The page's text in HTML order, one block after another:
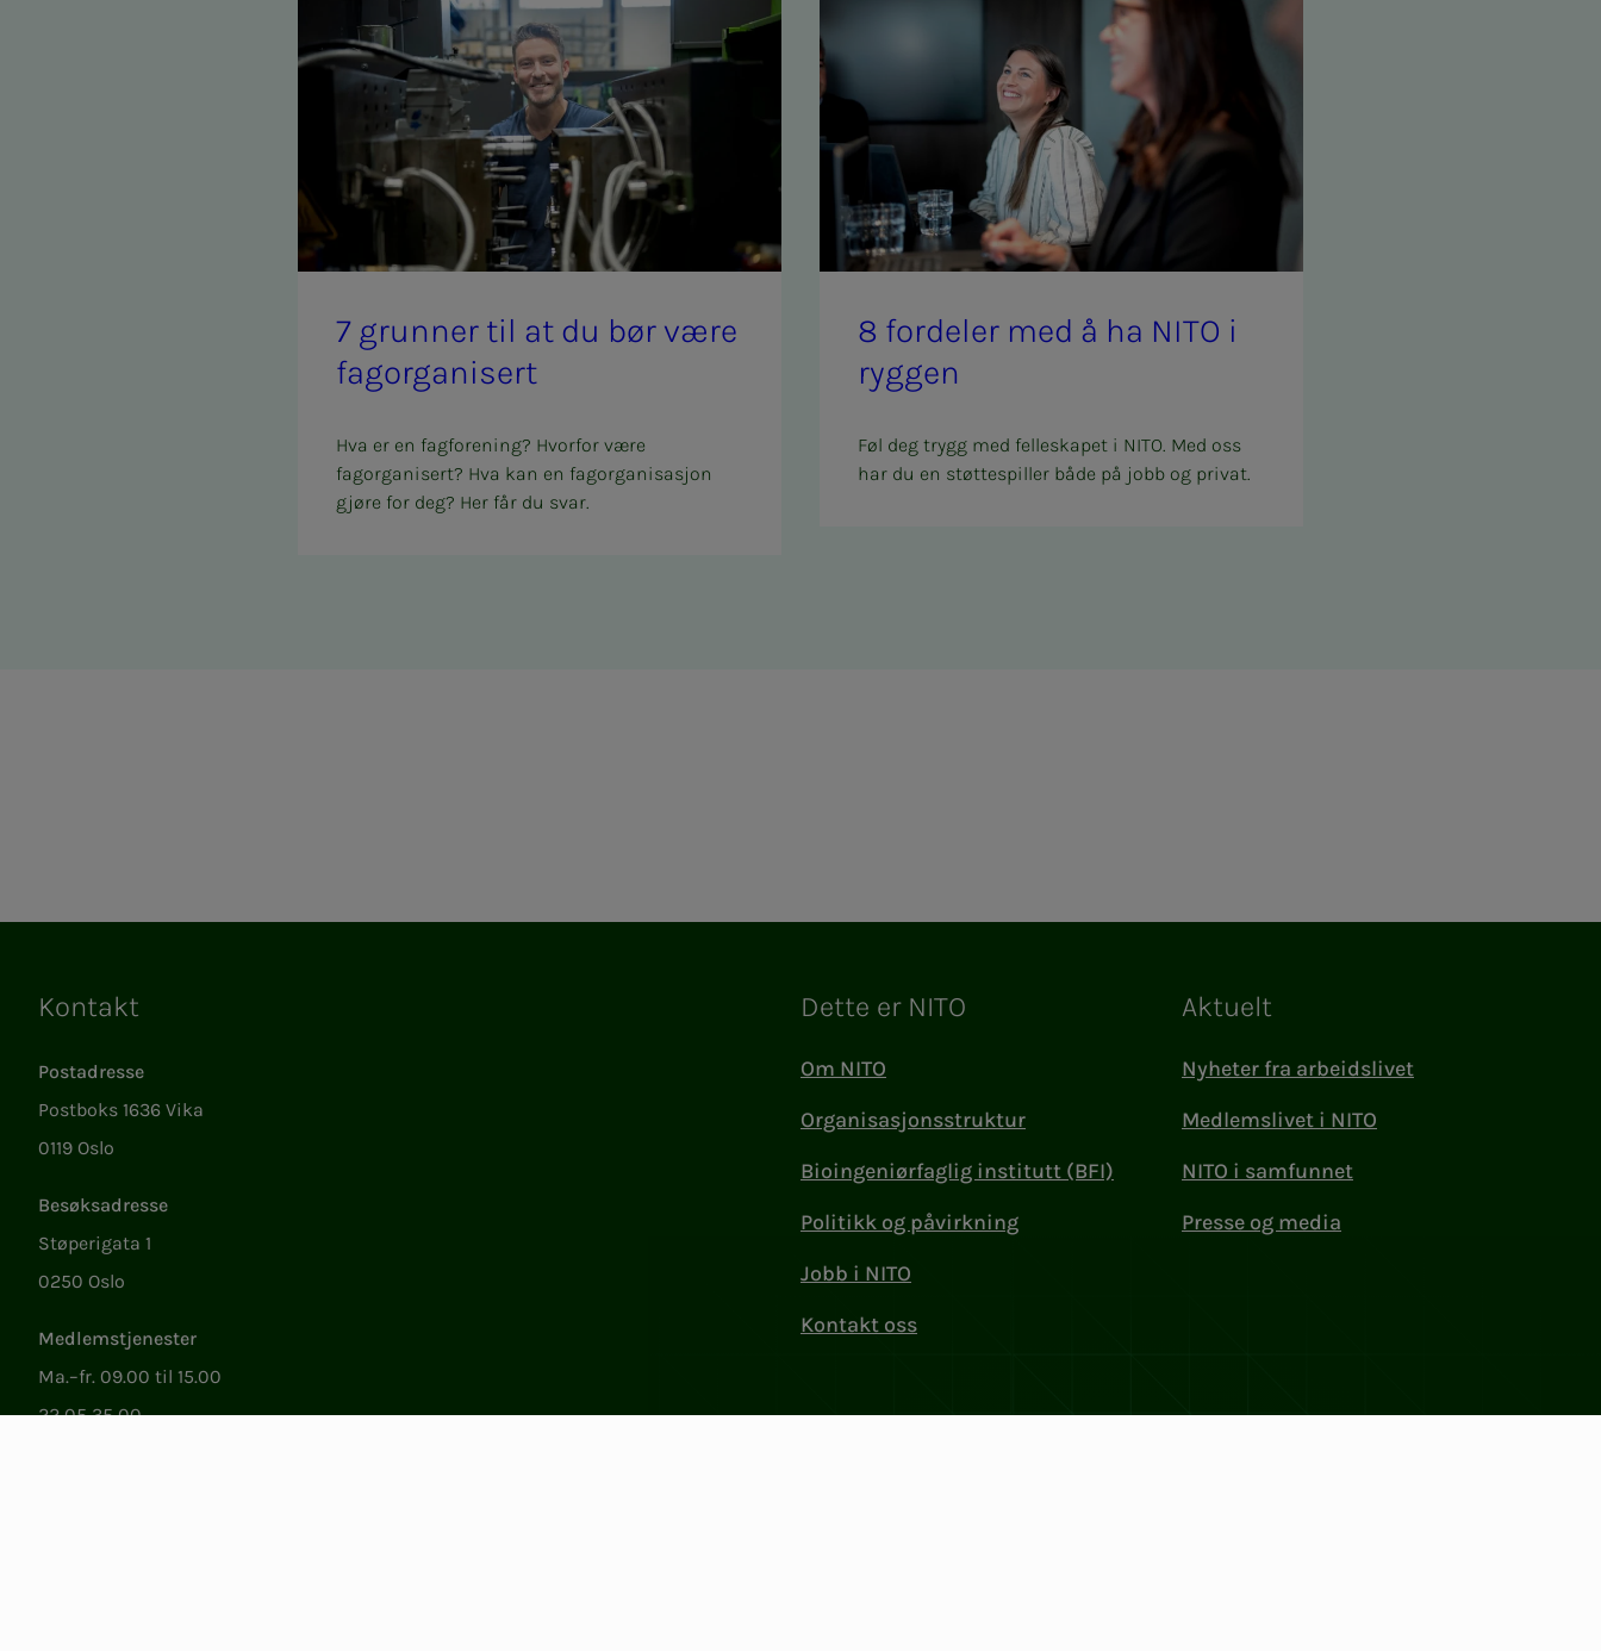
7 grun­­­ner til at du bør være
fag­or­­­ga­­­ni­­­sert
Hva er en fagforening? Hvorfor være
fagorganisert? Hva kan en fagorganisasjon
gjøre for deg? Her får du svar.
8 for­­­de­­­ler med å ha NITO i
ryg­­­gen
Føl deg trygg med felleskapet i NITO. Med oss
har du en støttespiller både på jobb og privat.
Kontakt
Postadresse
Postboks 1636 Vika
0119 Oslo
Besøksadresse
Støperigata 1
0250 Oslo
Medlemstjenester
Ma.–fr. 09.00 til 15.00
22 05 35 00
Dette er NITO
Om NITO
Organisasjonsstruktur
Bioingeniørfaglig institutt (BFI)
Politikk og påvirkning
Jobb i NITO
Kontakt oss
Aktuelt
Nyheter fra arbeidslivet
Medlemslivet i NITO
NITO i samfunnet
Presse og media